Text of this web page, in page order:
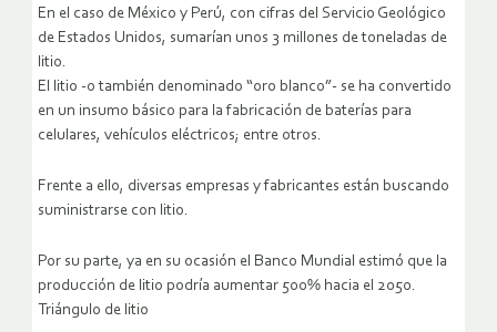
En el caso de México y Perú, con cifras del Servicio Geológico
de Estados Unidos, sumarían unos 3 millones de toneladas de
litio.
El litio -o también denominado “oro blanco”- se ha convertido
en un insumo básico para la fabricación de baterías para
celulares, vehículos eléctricos; entre otros.
Frente a ello, diversas empresas y fabricantes están buscando
suministrarse con litio.
Por su parte, ya en su ocasión el Banco Mundial estimó que la
producción de litio podría aumentar 500% hacia el 2050.
Triángulo de litio